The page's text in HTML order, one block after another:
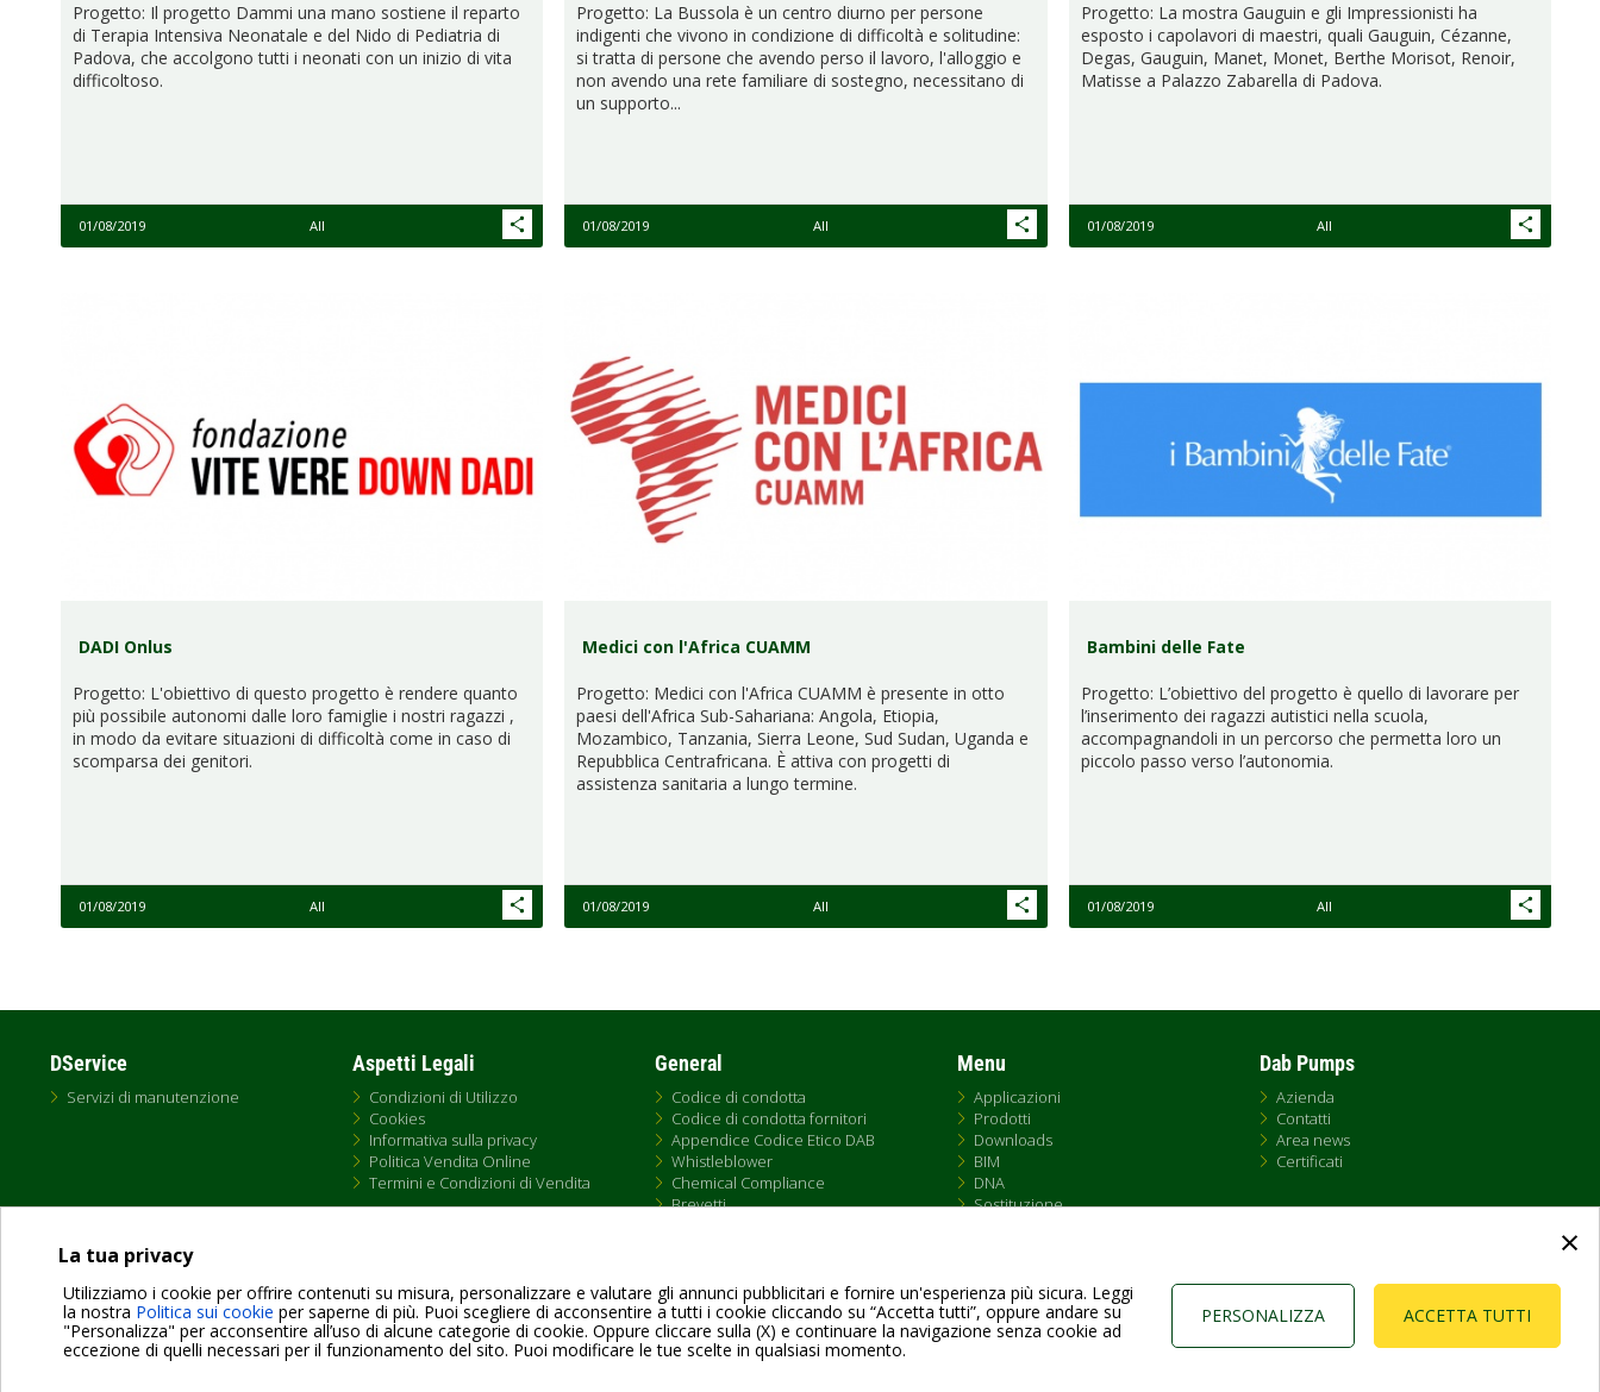
×
La tua privacy
Utilizziamo i cookie per offrire contenuti su misura, personalizzare e valutare gli annunci pubblicitari e fornire un'esperienza più sicura. Leggi
la nostra Politica sui cookie per saperne di più. Puoi scegliere di acconsentire a tutti i cookie cliccando su “Accetta tutti”, oppure andare su
"Personalizza" per acconsentire all’uso di alcune categorie di cookie. Oppure cliccare sulla (X) e continuare la navigazione senza cookie ad
eccezione di quelli necessari per il funzionamento del sito. Puoi modificare le tue scelte in qualsiasi momento.
ACCETTA TUTTI
PERSONALIZZA
Progetto: Il progetto Dammi una mano sostiene il reparto
di Terapia Intensiva Neonatale e del Nido di Pediatria di
Padova, che accolgono tutti i neonati con un inizio di vita
difficoltoso.
01/08/2019 All
Progetto: La Bussola è un centro diurno per persone
indigenti che vivono in condizione di difficoltà e solitudine:
si tratta di persone che avendo perso il lavoro, l'alloggio e
non avendo una rete familiare di sostegno, necessitano di
un supporto...
01/08/2019 All
Progetto: La mostra Gauguin e gli Impressionisti ha
esposto i capolavori di maestri, quali Gauguin, Cézanne,
Degas, Gauguin, Manet, Monet, Berthe Morisot, Renoir,
Matisse a Palazzo Zabarella di Padova.
01/08/2019 All
DADI Onlus
Progetto: L'obiettivo di questo progetto è rendere quanto
più possibile autonomi dalle loro famiglie i nostri ragazzi ,
in modo da evitare situazioni di difficoltà come in caso di
scomparsa dei genitori.
01/08/2019 All
Medici con l'Africa CUAMM
Progetto: Medici con l'Africa CUAMM è presente in otto
paesi dell'Africa Sub-Sahariana: Angola, Etiopia,
Mozambico, Tanzania, Sierra Leone, Sud Sudan, Uganda e
Repubblica Centrafricana. È attiva con progetti di
assistenza sanitaria a lungo termine.
01/08/2019 All
Bambini delle Fate
Progetto: L’obiettivo del progetto è quello di lavorare per
l’inserimento dei ragazzi autistici nella scuola,
accompagnandoli in un percorso che permetta loro un
piccolo passo verso l’autonomia.
01/08/2019 All
DService
Servizi di manutenzione
Aspetti Legali
Condizioni di Utilizzo
Cookies
Informativa sulla privacy
Politica Vendita Online
Termini e Condizioni di Vendita
General
Codice di condotta
Codice di condotta fornitori
Appendice Codice Etico DAB
Whistleblower
Chemical Compliance
Brevetti
Menu
Applicazioni
Prodotti
Downloads
BIM
DNA
Sostituzione
Dab Pumps
Azienda
Contatti
Area news
Certificati
Dab Pumps Spa © Via Marco Polo, 14 Mestrino Padova - Italy Tel. +39.049.5125000 Fax +39.049.5125950
P.I. 03675230282 - R.E.A. Padova N. 328200- Cap. Soc. Euro €10.000.000 i.v.